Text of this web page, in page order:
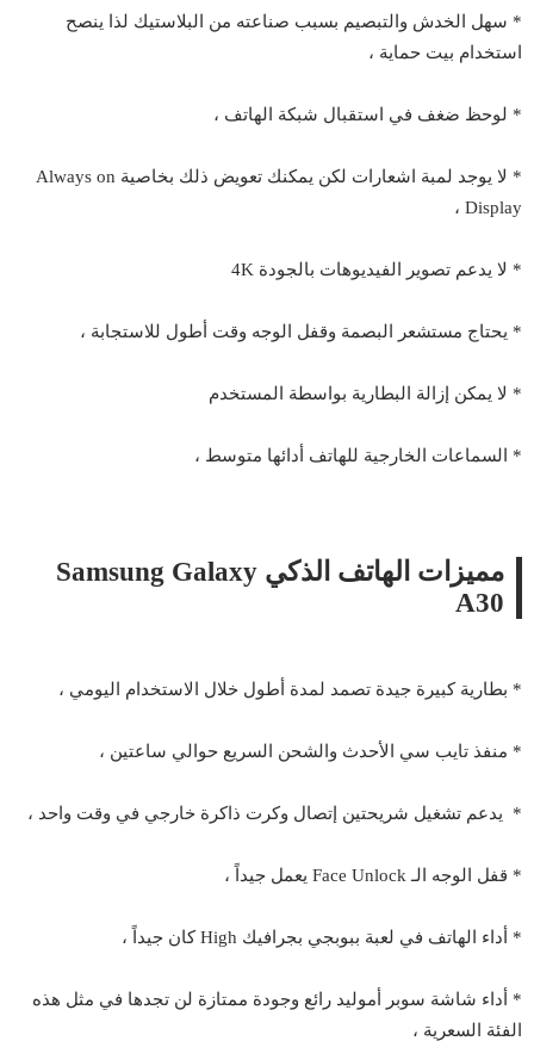
* سهل الخدش والتبصيم بسبب صناعته من البلاستيك لذا ينصح
استخدام بيت حماية ،
* لوحظ ضغف في استقبال شبكة الهاتف ،
* لا يوجد لمبة اشعارات لكن يمكنك تعويض ذلك بخاصية Always on
Display ،
* لا يدعم تصوير الفيديوهات بالجودة 4K
* يحتاج مستشعر البصمة وقفل الوجه وقت أطول للاستجابة ،
* لا يمكن إزالة البطارية بواسطة المستخدم
* السماعات الخارجية للهاتف أدائها متوسط ،
مميزات الهاتف الذكي Samsung Galaxy
A30
* بطارية كبيرة جيدة تصمد لمدة أطول خلال الاستخدام اليومي ،
* منفذ تايب سي الأحدث والشحن السريع حوالي ساعتين ،
* يدعم تشغيل شريحتين إتصال وكرت ذاكرة خارجي في وقت واحد ،
* قفل الوجه الـ Face Unlock يعمل جيداً ،
* أداء الهاتف في لعبة ببوبجي بجرافيك High كان جيداً ،
* أداء شاشة سوبر أموليد رائع وجودة ممتازة لن تجدها في مثل هذه
الفئة السعرية ،